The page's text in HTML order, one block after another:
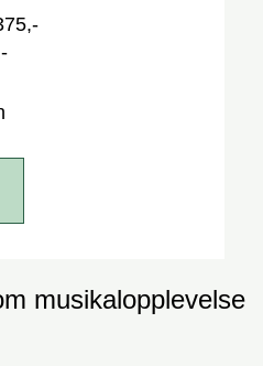
musikalopplevelse